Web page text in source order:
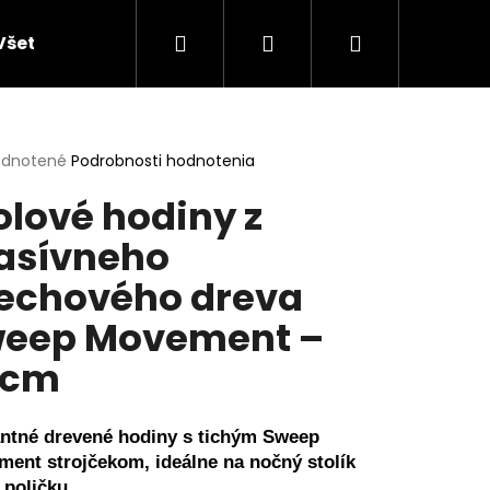
produkty Doplnky do domácností
Hľadať PrihlásenieNákupný
Podrobnosti hodnotenia
hodiny z
dreva
Movement –
drevené hodiny s tichým Sweep
strojčekom, ideálne na nočný stolík
Z AGÁTU SO SIVÝM